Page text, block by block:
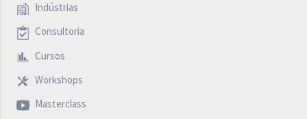
Indústrias
Consultoria
Cursos
Workshops
Masterclass